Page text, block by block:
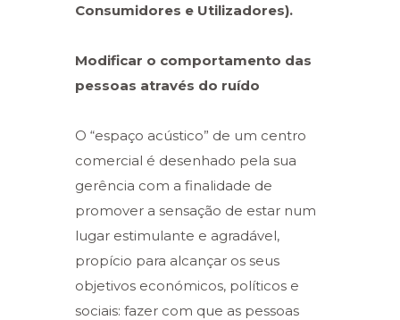
Consumidores e Utilizadores).
Modificar o comportamento das
pessoas através do ruído
O “espaço acústico” de um centro
comercial é desenhado pela sua
gerência com a finalidade de
promover a sensação de estar num
lugar estimulante e agradável,
propício para alcançar os seus
objetivos económicos, políticos e
sociais: fazer com que as pessoas